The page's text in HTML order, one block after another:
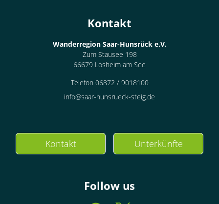
Kontakt
Wanderregion Saar-Hunsrück e.V.
Zum Stausee 198
66679 Losheim am See
Telefon 06872 / 9018100
info@saar-hunsrueck-steig.de
Kontakt Unterkünfte
Follow us